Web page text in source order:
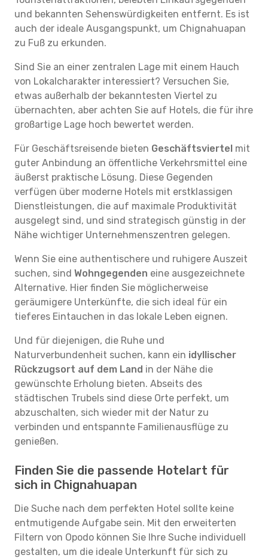
und bekannten Sehenswürdigkeiten entfernt. Es ist
auch der ideale Ausgangspunkt, um Chignahuapan
zu Fuß zu erkunden.
Sind Sie an einer zentralen Lage mit einem Hauch
von Lokalcharakter interessiert? Versuchen Sie,
etwas außerhalb der bekanntesten Viertel zu
übernachten, aber achten Sie auf Hotels, die für ihre
großartige Lage hoch bewertet werden.
Für Geschäftsreisende bieten Geschäftsviertel mit
guter Anbindung an öffentliche Verkehrsmittel eine
äußerst praktische Lösung. Diese Gegenden
verfügen über moderne Hotels mit erstklassigen
Dienstleistungen, die auf maximale Produktivität
ausgelegt sind, und sind strategisch günstig in der
Nähe wichtiger Unternehmenszentren gelegen.
Wenn Sie eine authentischere und ruhigere Auszeit
suchen, sind Wohngegenden eine ausgezeichnete
Alternative. Hier finden Sie möglicherweise
geräumigere Unterkünfte, die sich ideal für ein
tieferes Eintauchen in das lokale Leben eignen.
Und für diejenigen, die Ruhe und
Naturverbundenheit suchen, kann ein idyllischer
Rückzugsort auf dem Land in der Nähe die
gewünschte Erholung bieten. Abseits des
städtischen Trubels sind diese Orte perfekt, um
abzuschalten, sich wieder mit der Natur zu
verbinden und entspannte Familienausflüge zu
genießen.
Finden Sie die passende Hotelart für
sich in Chignahuapan
Die Suche nach dem perfekten Hotel sollte keine
entmutigende Aufgabe sein. Mit den erweiterten
Filtern von Opodo können Sie Ihre Suche individuell
gestalten, um die ideale Unterkunft für sich zu